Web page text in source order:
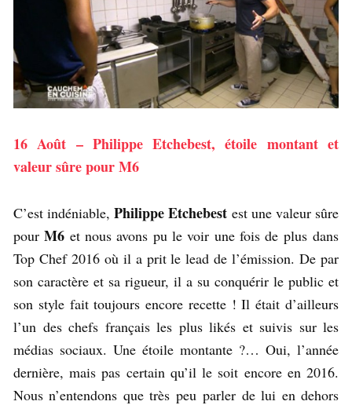
16 Août – Philippe Etchebest, étoile montant et
valeur sûre pour M6
C’est indéniable,Philippe Etchebest est une valeur sûre
pourM6 et nous avons pu le voir une fois de plus dans
Top Chef 2016 où il a prit le lead de l’émission. De par
son caractère et sa rigueur, il a su conquérir le public et
son style fait toujours encore recette ! Il était d’ailleurs
l’un des chefs français les plus likés et suivis sur les
médias sociaux. Une étoile montante ?… Oui, l’année
dernière, mais pas certain qu’il le soit encore en 2016.
Nous n’entendons que très peu parler de lui en dehors